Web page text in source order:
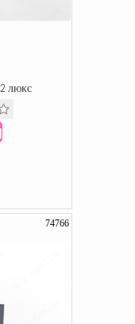
люкс
74766